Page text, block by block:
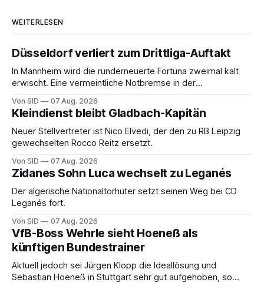
WEITERLESEN
Düsseldorf verliert zum Drittliga-Auftakt
In Mannheim wird die runderneuerte Fortuna zweimal kalt
erwischt. Eine vermeintliche Notbremse in der
Von SID 07 Aug. 2026
Kleindienst bleibt Gladbach-Kapitän
Neuer Stellvertreter ist Nico Elvedi, der den zu RB Leipzig
gewechselten Rocco Reitz ersetzt.
Von SID 07 Aug. 2026
Zidanes Sohn Luca wechselt zu Leganés
Der algerische Nationaltorhüter setzt seinen Weg bei CD
Leganés fort.
Von SID 07 Aug. 2026
VfB-Boss Wehrle sieht Hoeneß als
künftigen Bundestrainer
Aktuell jedoch sei Jürgen Klopp die Ideallösung und
Sebastian Hoeneß in Stuttgart sehr gut aufgehoben, so